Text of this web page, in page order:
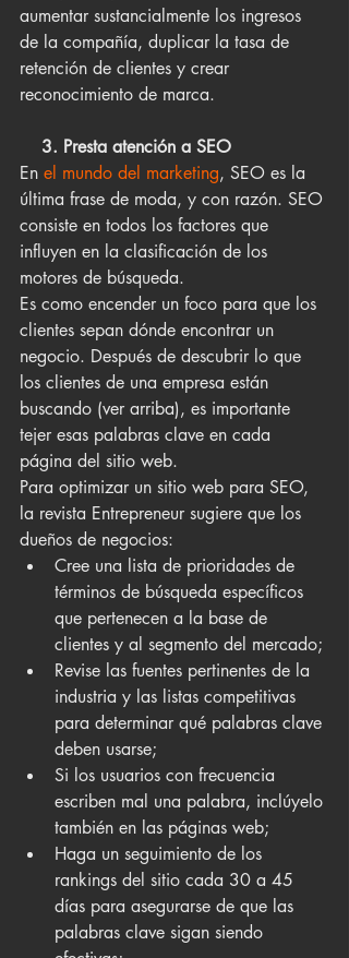
aumentar sustancialmente los ingresos
de la compañía, duplicar la tasa de
retención de clientes y crear
reconocimiento de marca.
    3. Presta atención a SEO
En el mundo del marketing, SEO es la
última frase de moda, y con razón. SEO
consiste en todos los factores que
influyen en la clasificación de los
motores de búsqueda.
Es como encender un foco para que los
clientes sepan dónde encontrar un
negocio. Después de descubrir lo que
los clientes de una empresa están
buscando (ver arriba), es importante
tejer esas palabras clave en cada
página del sitio web.
Para optimizar un sitio web para SEO,
la revista Entrepreneur sugiere que los
dueños de negocios:
Cree una lista de prioridades de
términos de búsqueda específicos
que pertenecen a la base de
clientes y al segmento del mercado;
Revise las fuentes pertinentes de la
industria y las listas competitivas
para determinar qué palabras clave
deben usarse;
Si los usuarios con frecuencia
escriben mal una palabra, inclúyelo
también en las páginas web;
Haga un seguimiento de los
rankings del sitio cada 30 a 45
días para asegurarse de que las
palabras clave sigan siendo